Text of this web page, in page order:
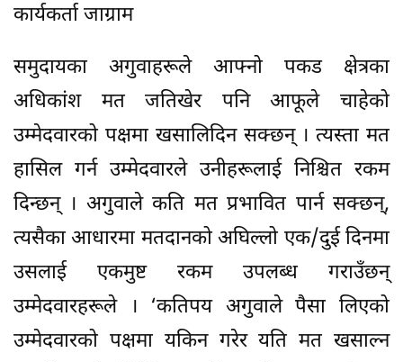
कार्यकर्ता जाग्राम
समुदायका अगुवाहरूले आफ्नो पकड क्षेत्रका
अधिकांश मत जतिखेर पनि आफूले चाहेको
उम्मेदवारको पक्षमा खसालिदिन सक्छन् । त्यस्ता मत
हासिल गर्न उम्मेदवारले उनीहरूलाई निश्चित रकम
दिन्छन् । अगुवाले कति मत प्रभावित पार्न सक्छन्,
त्यसैका आधारमा मतदानको अघिल्लो एक/दुई दिनमा
उसलाई एकमुष्ट रकम उपलब्ध गराउँछन्
उम्मेदवारहरूले । ‘कतिपय अगुवाले पैसा लिएको
उम्मेदवारको पक्षमा यकिन गरेर यति मत खसाल्न